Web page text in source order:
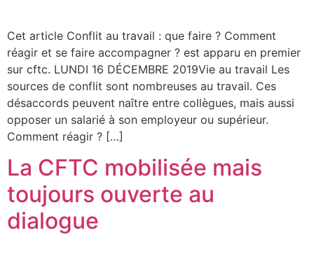
Cet article Conflit au travail : que faire ? Comment
réagir et se faire accompagner ? est apparu en premier
sur cftc. LUNDI 16 DÉCEMBRE 2019Vie au travail Les
sources de conflit sont nombreuses au travail. Ces
désaccords peuvent naître entre collègues, mais aussi
opposer un salarié à son employeur ou supérieur.
Comment réagir ? […]
La CFTC mobilisée mais
toujours ouverte au
dialogue